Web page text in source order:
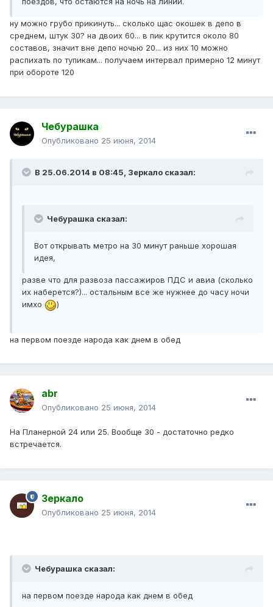
ну можно грубо прикинуть... сколько щас окошек в депо в
среднем, штук 30? на двоих 60... в пик крутится около 80
составов, значит вне депо ночью 20... из них 10 можно
распихать по тупикам... получаем интервал примерно 12 минут
при обороте 120
Чебурашка
Опубликовано 25 июня, 2014
В 25.06.2014 в 08:45, Зеркало сказал:
Чебурашка сказал:
Вот открывать метро на 30 минут раньше хорошая
идея,
разве что для развоза пассажиров ПДС и авиа (сколько
их наберется?)... остальным все же нужнее до часу ночи
имхо
)
на первом поезде народа как днем в обед
abr
Опубликовано 25 июня, 2014
На Планерной 24 или 25. Вообще 30 - достаточно редко
встречается.
Зеркало
Опубликовано 25 июня, 2014
Чебурашка сказал:
на первом поезде народа как днем в обед